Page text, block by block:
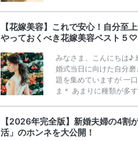
わからない」という声
で、 「結婚新生活支援
てみてくださいね。 「
１ エリアから都 […]
【花嫁美容】これで安心！自分至
やっておくべき花嫁美容ベスト５♡
みなさま、こんにちは♪
婚式当日に向けた自分
題を集めていますが 一
ま＊ あまりに種類が多
け 挙式当日までに 自分
【2026年完全版】新婚夫婦の4割
活」のホンネを大公開！